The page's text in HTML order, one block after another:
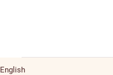
English